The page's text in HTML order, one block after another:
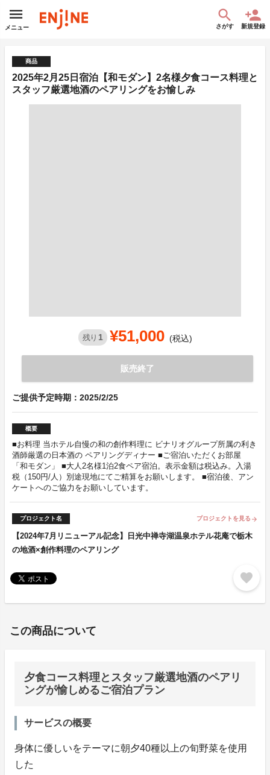
メニュー さがす 新規登録
商品
2025年2月25日宿泊【和モダン】2名様夕食コース料理と
スタッフ厳選地酒のペアリングをお愉しみ
残り 1 ¥51,000 (税込)
販売終了
ご提供予定時期：2025/2/25
概要
■お料理 当ホテル自慢の和の創作料理に ビナリオグループ所属の利き
酒師厳選の日本酒の ペアリングディナー ■ご宿泊いただくお部屋
「和モダン」 ■大人2名様1泊2食ペア宿泊。表示金額は税込み。入湯
税（150円/人）別途現地にてご精算をお願いします。 ■宿泊後、アン
ケートへのご協力をお願いしています。
プロジェクト名 プロジェクトを見る arrow_forward
【2024年7月リニューアル記念】日光中禅寺湖温泉ホテル花庵で栃木
の地酒×創作料理のペアリング
favorite
この商品について
夕食コース料理とスタッフ厳選地酒のペアリ
ングが愉しめるご宿泊プラン
サービスの概要
身体に優しいをテーマに朝夕40種以上の旬野菜を使用
した